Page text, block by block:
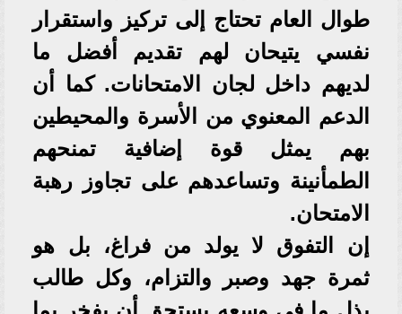
طوال العام تحتاج إلى تركيز واستقرار
نفسي يتيحان لهم تقديم أفضل ما
لديهم داخل لجان الامتحانات. كما أن
الدعم المعنوي من الأسرة والمحيطين
بهم يمثل قوة إضافية تمنحهم
الطمأنينة وتساعدهم على تجاوز رهبة
الامتحان.
إن التفوق لا يولد من فراغ، بل هو
ثمرة جهد وصبر والتزام، وكل طالب